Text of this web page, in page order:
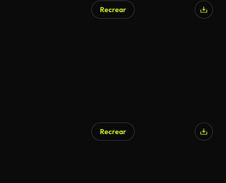
Recrear
Recrear